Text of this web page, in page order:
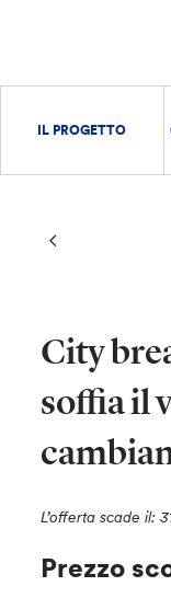
IL PROGETTO
City
soffia il
L’offerta scade il:
Prezzo